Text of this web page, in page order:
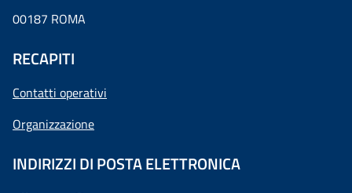
00187 ROMA
RECAPITI
Contatti operativi
Organizzazione
INDIRIZZI DI POSTA ELETTRONICA